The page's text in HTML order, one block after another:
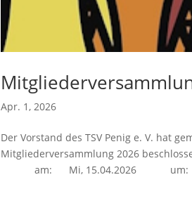
Apr. 1, 2026
Der Vorstand des TSV Penig e. V. hat
Mitgliederversammlung 2026
am: Mi, 15.04.2026